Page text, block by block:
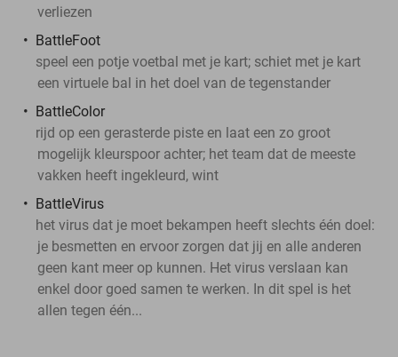
verliezen
BattleFoot
speel een potje voetbal met je kart; schiet met je kart
een virtuele bal in het doel van de tegenstander
BattleColor
rijd op een gerasterde piste en laat een zo groot
mogelijk kleurspoor achter; het team dat de meeste
vakken heeft ingekleurd, wint
BattleVirus
het virus dat je moet bekampen heeft slechts één doel:
je besmetten en ervoor zorgen dat jij en alle anderen
geen kant meer op kunnen. Het virus verslaan kan
enkel door goed samen te werken. In dit spel is het
allen tegen één...